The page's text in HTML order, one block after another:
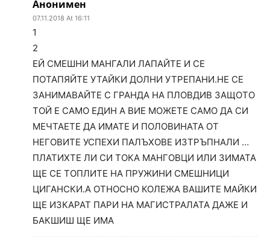
Анонимен
07.11.2018 At 16:11
1
2
ЕЙ СМЕШНИ МАНГАЛИ ЛАПАЙТЕ И СЕ
ПОТАПЯЙТЕ УТАЙКИ ДОЛНИ УТРЕПАНИ.НЕ СЕ
ЗАНИМАВАЙТЕ С ГРАНДА НА ПЛОВДИВ ЗАЩОТО
ТОЙ Е САМО ЕДИН А ВИЕ МОЖЕТЕ САМО ДА СИ
МЕЧТАЕТЕ ДА ИМАТЕ И ПОЛОВИНАТА ОТ
НЕГОВИТЕ УСПЕХИ ПАЛЪХОВЕ ИЗТРЪПНАЛИ …
ПЛАТИХТЕ ЛИ СИ ТОКА МАНГОВЦИ ИЛИ ЗИМАТА
ЩЕ СЕ ТОПЛИТЕ НА ПРУЖИНИ СМЕШНИЦИ
ЦИГАНСКИ.А ОТНОСНО КОЛЕЖА ВАШИТЕ МАЙКИ
ЩЕ ИЗКАРАТ ПАРИ НА МАГИСТРАЛАТА ДАЖЕ И
БАКШИШ ЩЕ ИМА